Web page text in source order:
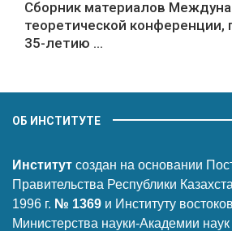
Сборник материалов
теоретической конференции,
35-летию ...
ОБ ИНСТИТУТЕ
Институт создан на основании
Правительства Республики
1996 г. № 1369 и Институту
Министерства науки-Академии наук